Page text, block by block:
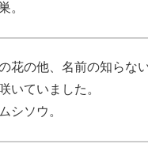
。
花の他、名前の知らな
いていました。
シソウ。